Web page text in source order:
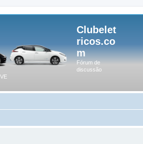
Clubelet
ricos.co
m
Fórum de
discussão